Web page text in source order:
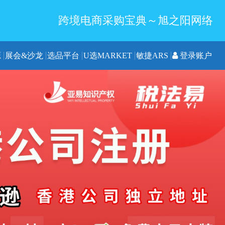
跨境电商采购宝典～旭之阳网络
展会&沙龙 选品平台 U选MARKET 敏捷ARS 登录账户